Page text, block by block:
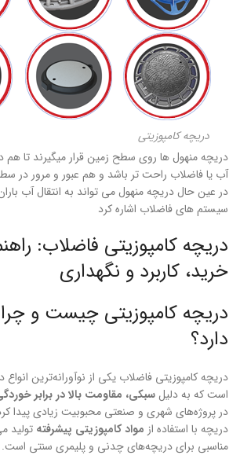
دریچه کامپوزیتی
دریچه منهول ها روی سطح زمین قرار میگیرند تا هم
آب یا فاضلاب راحت تر باشد و هم عبور و مرور در
در عین حال دریچه منهول می تواند به انتقال آب
سیستم های فاضلاب اشاره کرد
دریچه کامپوزیتی فاضلاب:
خرید، کاربرد و نگهداری
دریچه کامپوزیتی چیست و
دارد؟
دریچه کامپوزیتی فاضلاب یکی از نوآورانه‌ترین
است که به دلیل سبکی، مقاومت بالا در برابر
در پروژه‌های شهری و صنعتی محبوبیت زیادی پیدا
دریچه با استفاده از مواد کامپوزیتی پیشرفته تولید
مناسبی برای دریچه‌های چدنی و پلیمری سنتی است.